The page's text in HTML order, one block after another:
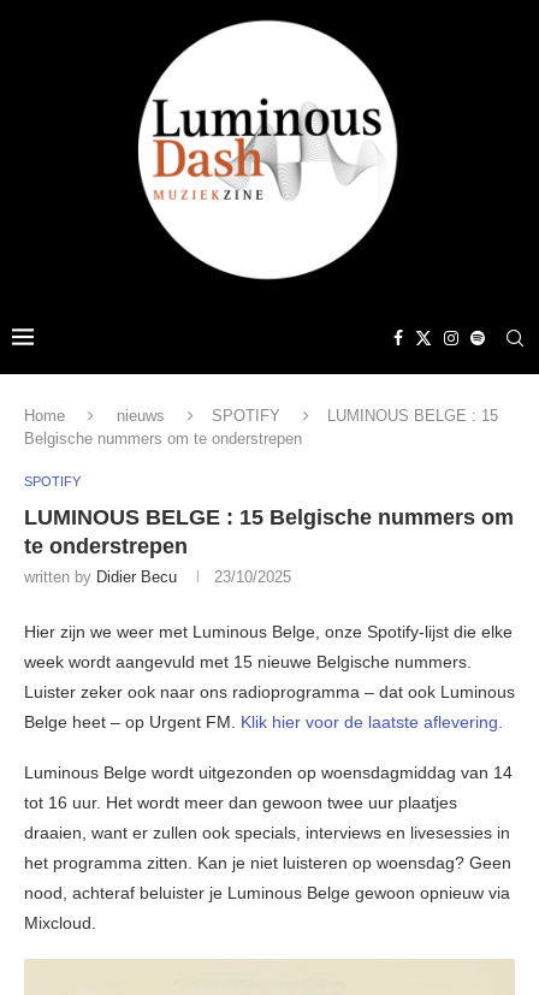
Home nieuws SPOTIFY
LUMINOUS BELGE : 15
Belgische nummers om te onderstrepen
SPOTIFY
LUMINOUS BELGE : 15 Belgische nummers om
te onderstrepen
written by Didier Becu 23/10/2025
Hier zijn we weer met Luminous Belge, onze Spotify-lijst die elke
week wordt aangevuld met 15 nieuwe Belgische nummers.
Luister zeker ook naar ons radioprogramma – dat ook Luminous
Belge heet – op Urgent FM. Klik hier voor de laatste aflevering.
Luminous Belge wordt uitgezonden op woensdagmiddag van 14
tot 16 uur. Het wordt meer dan gewoon twee uur plaatjes
draaien, want er zullen ook specials, interviews en livesessies in
het programma zitten. Kan je niet luisteren op woensdag? Geen
nood, achteraf beluister je Luminous Belge gewoon opnieuw via
Mixcloud.